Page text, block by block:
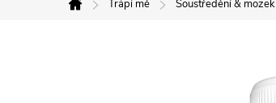
Domov
Trápí mě Soustředění & mozek